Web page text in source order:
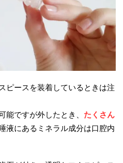
ピースを装着しているときは注
能ですが外したとき、 たくさん
液にあるミネラル成分は口腔内